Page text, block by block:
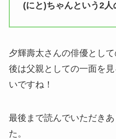
(にと)ちゃんという2人
夕輝壽太さんの俳優とし
後は父親としての一面を
いですね！
最後まで読んでいただき
た。